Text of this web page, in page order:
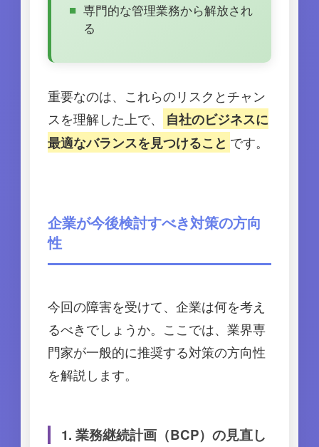
専門的な管理業務から解放され
る
重要なのは、これらのリスクとチャン
スを理解した上で、
自社のビジネスに
最適なバランスを見つけること です。
企業が今後検討すべき対策の方向
性
今回の障害を受けて、企業は何を考え
るべきでしょうか。ここでは、業界専
門家が一般的に推奨する対策の方向性
を解説します。
1. 業務継続計画（BCP）の見直し